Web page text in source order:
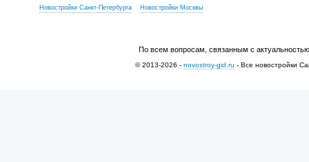
Новостройки Санкт-Петербурга Новостройки Москвы
По всем вопросам, связанным с
© 2013-2026 - novostroy-gid.ru - Все новостройки